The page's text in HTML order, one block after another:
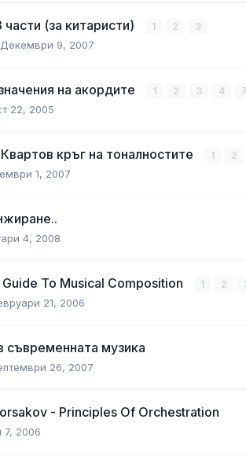
(за китаристи) 1 2 3
Декември 9, 2007
на акордите 1 2 3 4 7
22, 2005
кръг на тоналностите 1 2
1, 2007
4, 2008
To Musical Composition 1 2
21, 2006
съвременнатa музика
26, 2007
- Principles Of Orchestration
2006